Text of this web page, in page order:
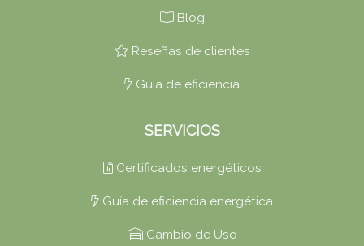
Blog
Reseñas de clientes
Guía de eficiencia
SERVICIOS
Certificados energéticos
Guía de eficiencia energética
Cambio de Uso